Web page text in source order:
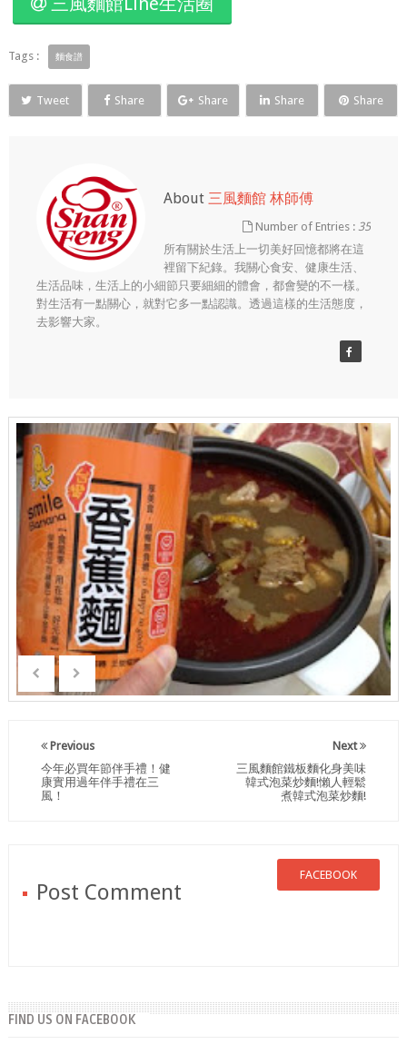
Tags : 麵食譜
Tweet Share Share Share Share
About 三風麵館 林師傅
Number of Entries :35
所有關於生活上一切美好回憶都將在這
裡留下紀錄。我關心食安、健康生活、
生活品味，生活上的小細節只要細細的體會，都會變的不一樣。
對生活有一點關心，就對它多一點認識。透過這樣的生活態度，
去影響大家。
Next
三風麵館鐵板麵化身美味
韓式泡菜炒麵!懶人輕鬆
煮韓式泡菜炒麵!
Previous
今年必買年節伴手禮！健
康實用過年伴手禮在三
風！
Post Comment
FACEBOOK
FIND US ON FACEBOOK